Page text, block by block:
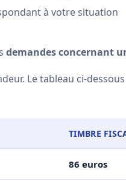
à votre situation
demandes concernant
Le tableau ci-
TIMBRE
86 euros